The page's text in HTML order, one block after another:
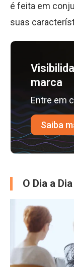
é feita em
suas
marca
Entre em
Saiba
O Dia a